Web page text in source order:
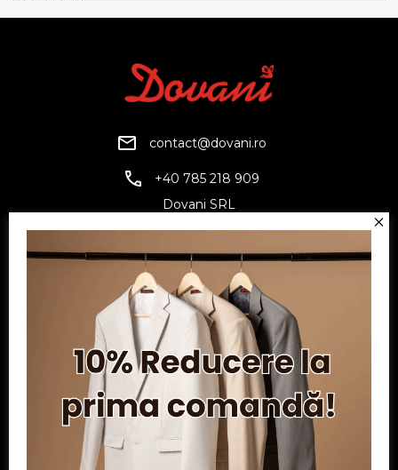
contact@dovani.ro
+40 785 218 909
Dovani SRL
Facebook
TwitterYouTube
Informatii
Contul meu